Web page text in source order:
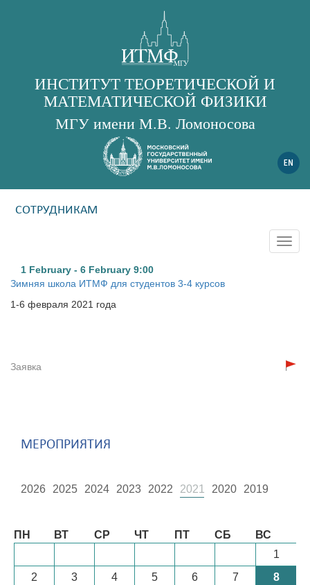
ИНСТИТУТ ТЕОРЕТИЧЕСКОЙ И
МАТЕМАТИЧЕСКОЙ ФИЗИКИ
МГУ имени М.В. Ломоносова
СОТРУДНИКАМ
1 February - 6 February 9:00
Зимняя школа ИТМФ для студентов 3-4 курсов
1-6 февраля 2021 года
Заявка
МЕРОПРИЯТИЯ
2026 2025 2024 2023 2022 2021 2020 2019
Август
ПН ВТ СР ЧТ ПТ СБ
ВС
1
2
3 4 5 6 7
8